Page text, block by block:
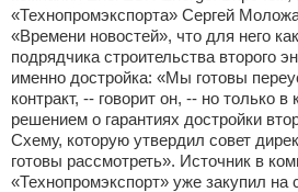
«Технопромэкспорта» Сергей
«Времени новостей», что для него
подрядчика строительства второго
именно достройка: «Мы готовы
контракт, -- говорит он, -- но только в
решением о гарантиях достройки
Схему, которую утвердил совет
готовы рассмотреть». Источник в
«Технопромэкспорт» уже закупил на